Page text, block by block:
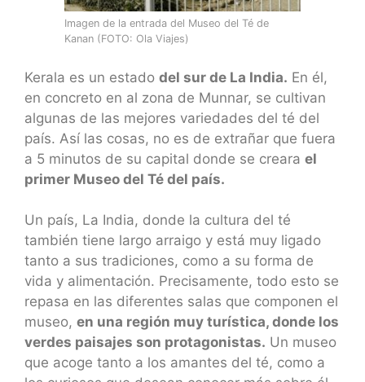
Imagen de la entrada del Museo del Té de
Kanan (FOTO: Ola Viajes)
Kerala es un estado del sur de La India. En él,
en concreto en al zona de Munnar, se cultivan
algunas de las mejores variedades del té del
país. Así las cosas, no es de extrañar que fuera
a 5 minutos de su capital donde se creara el
primer Museo del Té del país.
Un país, La India, donde la cultura del té
también tiene largo arraigo y está muy ligado
tanto a sus tradiciones, como a su forma de
vida y alimentación. Precisamente, todo esto se
repasa en las diferentes salas que componen el
museo, en una región muy turística, donde los
verdes paisajes son protagonistas. Un museo
que acoge tanto a los amantes del té, como a